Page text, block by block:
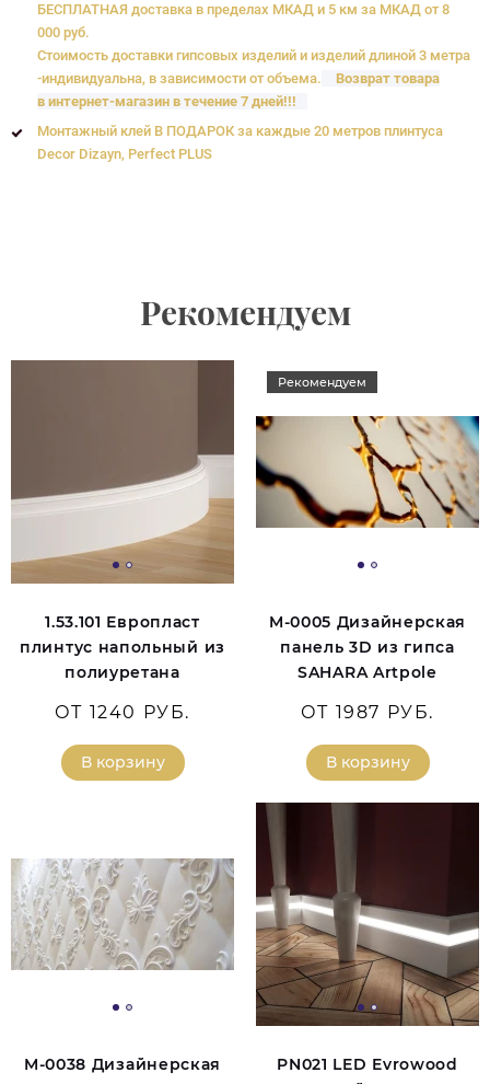
БЕСПЛАТНАЯ доставка в пределах МКАД и 5 км за МКАД от 8
000 руб.
Стоимость доставки гипсовых изделий и изделий длиной 3 метра
-индивидуальна, в зависимости от объема.
Возврат товара
в интернет-магазин в течение 7 дней!!!
Монтажный клей В ПОДАРОК за каждые 20 метров плинтуса
Decor Dizayn, Perfect PLUS
Рекомендуем
1.53.101 Европласт
плинтус напольный из
полиуретана
ОТ 1240 РУБ.
В корзину
Рекомендуем
M-0005 Дизайнерская
панель 3D из гипса
SAHARA Artpole
ОТ 1987 РУБ.
В корзину
M-0038 Дизайнерская
PN021 LED Evrowood